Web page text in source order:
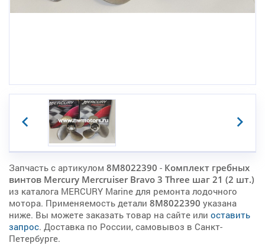
Запчасть с артикулом 8M8022390 - Комплект гребных
винтов Mercury Mercruiser Bravo 3 Three шаг 21 (2 шт.)
из каталога MERCURY Marine для ремонта лодочного
мотора. Применяемость детали 8M8022390 указана
ниже. Вы можете заказать товар на сайте или оставить
запрос. Доставка по России, самовывоз в Санкт-
Петербурге.